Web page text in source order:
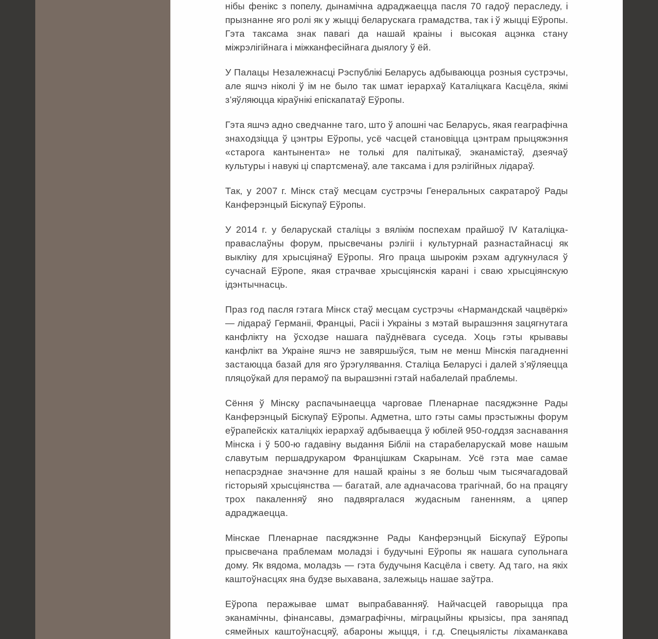
нібы фенікс з попелу, дынамічна адраджаецца пасля 70 гадоў пераследу, і
прызнанне яго ролі як у жыцці беларускага грамадства, так і ў жыцці Еўропы.
Гэта таксама знак павагі да нашай краіны і высокая ацэнка стану
міжрэлігійнага і міжканфесійнага дыялогу ў ёй.
У Палацы Незалежнасці Рэспублікі Беларусь адбываюцца розныя сустрэчы,
але яшчэ ніколі ў ім не было так шмат іерархаў Каталіцкага Касцёла, якімі
з’яўляюцца кіраўнікі епіскапатаў Еўропы.
Гэта яшчэ адно сведчанне таго, што ў апошні час Беларусь, якая геаграфічна
знаходзіцца ў цэнтры Еўропы, усё часцей становіцца цэнтрам прыцяжэння
«cтарога кантынента» не толькі для палітыкаў, эканамістаў, дзеячаў
культуры і навукі ці спартсменаў, але таксама і для рэлігійных лідараў.
Так, у 2007 г. Мінск стаў месцам сустрэчы Генеральных сакратароў Рады
Канферэнцый Біскупаў Еўропы.
У 2014 г. у беларускай сталіцы з вялікім поспехам прайшоў IV Каталіцка-
праваслаўны форум, прысвечаны рэлігіі і культурнай разнастайнасці як
выкліку для хрысціянаў Еўропы. Яго праца шырокім рэхам адгукнулася ў
сучаснай Еўропе, якая страчвае хрысціянскія карані і сваю хрысціянскую
ідэнтычнасць.
Праз год пасля гэтага Мінск стаў месцам сустрэчы «Нармандскай чацвёркі»
— лідараў Германіі, Францыі, Расіі і Украіны з мэтай вырашэння зацягнутага
канфлікту на ўсходзе нашага паўднёвага суседа. Хоць гэты крывавы
канфлікт ва Украіне яшчэ не завяршыўся, тым не менш Мінскія пагадненні
застаюцца базай для яго ўрэгулявання. Сталіца Беларусі і далей з’яўляецца
пляцоўкай для перамоў па вырашэнні гэтай набалелай праблемы.
Сёння ў Мінску распачынаецца чарговае Пленарнае пасяджэнне Рады
Канферэнцый Біскупаў Еўропы. Адметна, што гэты самы прэстыжны форум
еўрапейскіх каталіцкіх іерархаў адбываецца ў юбілей 950-годдзя заснавання
Мінска і ў 500-ю гадавіну выдання Бібліі на старабеларускай мове нашым
славутым першадрукаром Францішкам Скарынам. Усё гэта мае самае
непасрэднае значэнне для нашай краіны з яе больш чым тысячагадовай
гісторыяй хрысціянства — багатай, але адначасова трагічнай, бо на працягу
трох пакаленняў яно падвяргалася жудасным ганенням, а цяпер
адраджаецца.
Мінскае Пленарнае пасяджэнне Рады Канферэнцый Біскупаў Еўропы
прысвечана праблемам моладзі і будучыні Еўропы як нашага супольнага
дому. Як вядома, моладзь — гэта будучыня Касцёла і свету. Ад таго, на якіх
каштоўнасцях яна будзе выхавана, залежыць нашае заўтра.
Еўропа перажывае шмат выпрабаванняў. Найчасцей гаворыцца пра
эканамічны, фінансавы, дэмаграфічны, міграцыйны крызісы, пра заняпад
сямейных каштоўнасцяў, абароны жыцця, і г.д. Спецыялісты ліхаманкава